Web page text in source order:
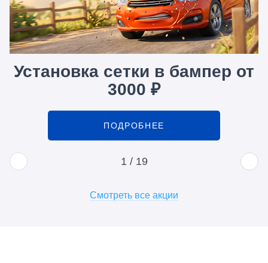
Установка сетки в бампер от
3000 ₽
ПОДРОБНЕЕ
1 / 19
Смотреть все акции